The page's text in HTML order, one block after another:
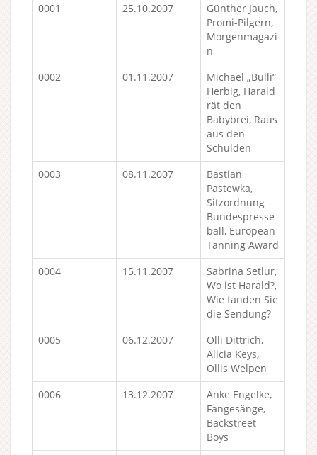
0001
25.10.2007
Günther Jauch,
Promi-Pilgern,
Morgenmagazi
n
0002
01.11.2007
Michael „Bulli“
Herbig, Harald
rät den
Babybrei, Raus
aus den
Schulden
0003
08.11.2007
Bastian
Pastewka,
Sitzordnung
Bundespresse
ball, European
Tanning Award
0004
15.11.2007
Sabrina Setlur,
Wo ist Harald?,
Wie fanden Sie
die Sendung?
0005
06.12.2007
Olli Dittrich,
Alicia Keys,
Ollis Welpen
0006
13.12.2007
Anke Engelke,
Fangesänge,
Backstreet
Boys